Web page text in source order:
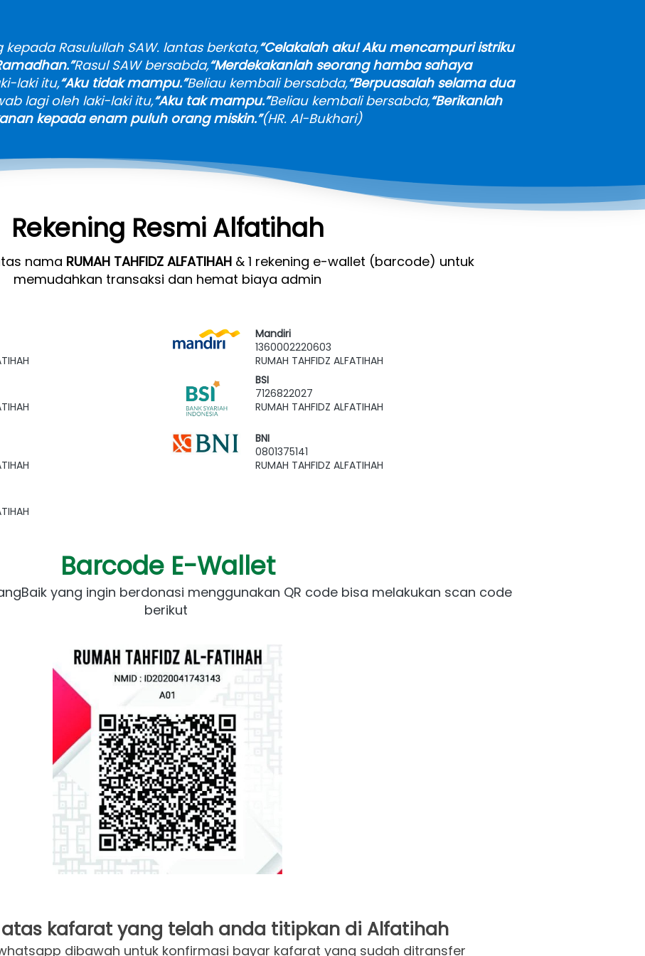
Rasulullah SAW. lantas berkata,“Celakalah aku! Aku mencampuri istriku
Rasul SAW bersabda,“Merdekakanlah seorang hamba sahaya
laki itu,“Aku tidak mampu.”Beliau kembali bersabda,“Berpuasalah selama dua
lagi oleh laki-laki itu,“Aku tak mampu.”Beliau kembali bersabda,“Berikanlah
kepada enam puluh orang miskin.”(HR. Al-Bukhari)
Rekening Resmi Alfatihah
nama RUMAH TAHFIDZ ALFATIHAH & 1 rekening e-wallet (barcode) untuk
memudahkan transaksi dan hemat biaya admin
Mandiri
1360002220603
RUMAH TAHFIDZ ALFATIHAH
BSI
7126822027
RUMAH TAHFIDZ ALFATIHAH
BNI
0801375141
RUMAH TAHFIDZ ALFATIHAH
Barcode E-Wallet
yang ingin berdonasi menggunakan QR code bisa melakukan scan code
berikut
kafarat yang telah anda titipkan di Alfatihah
dibawah untuk konfirmasi bayar kafarat yang sudah ditransfer